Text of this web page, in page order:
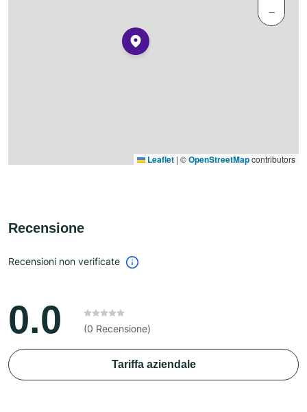
−
Leaflet | ©OpenStreetMapcontributors
Recensione
Recensioni non verificate
0.0 (0 Recensione)
Tariffa aziendale